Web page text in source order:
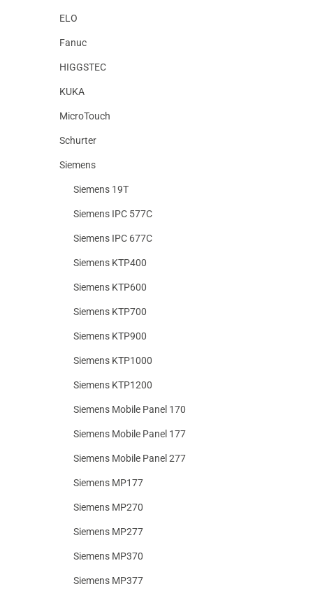
ELO
Fanuc
HIGGSTEC
KUKA
MicroTouch
Schurter
Siemens
Siemens 19T
Siemens IPC 577C
Siemens IPC 677C
Siemens KTP400
Siemens KTP600
Siemens KTP700
Siemens KTP900
Siemens KTP1000
Siemens KTP1200
Siemens Mobile Panel 170
Siemens Mobile Panel 177
Siemens Mobile Panel 277
Siemens MP177
Siemens MP270
Siemens MP277
Siemens MP370
Siemens MP377